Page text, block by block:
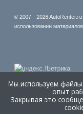
© 2007—2026
использовании
Время генерации
Мы используем
опыт
Закрывая это